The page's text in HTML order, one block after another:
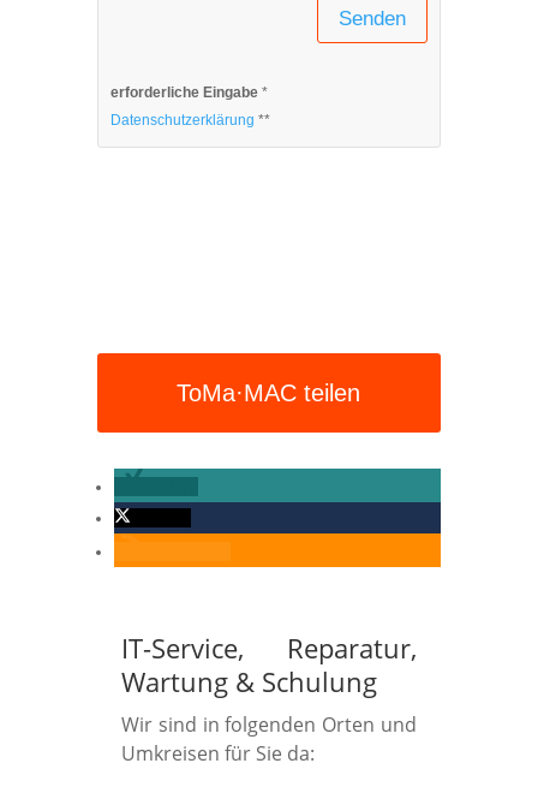
Senden
erforderliche Eingabe*
Datenschutzerklärung **
ToMa·MAC teilen
IT-Service, Reparatur,
Wartung &Schulung
Wir sind in folgenden Orten und
Umkreisen für Sie da: